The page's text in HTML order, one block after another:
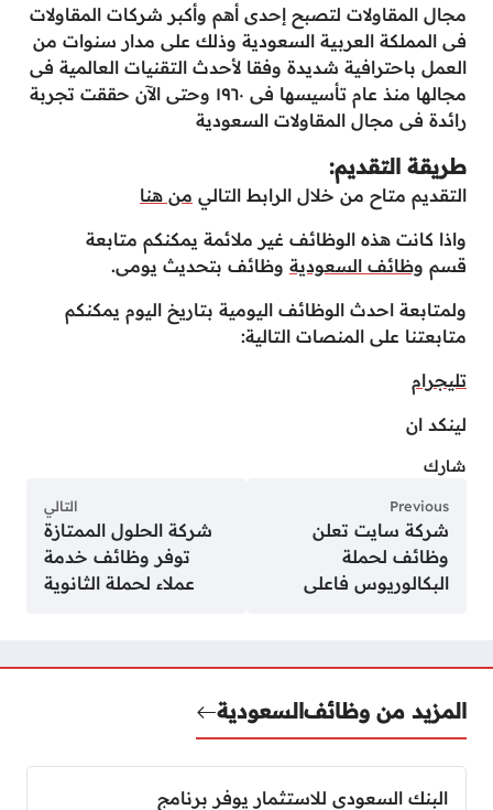
مجال المقاولات لتصبح إحدى أهم وأكبر شركات المقاولات
فى المملكة العربية السعودية وذلك على مدار سنوات من
العمل باحترافية شديدة وفقا لأحدث التقنيات العالمية فى
مجالها منذ عام تأسيسها فى ١٩٦٠ وحتى الآن حققت تجربة
رائدة فى مجال المقاولات السعودية
طريقة التقديم:
التقديم متاح من خلال الرابط التالي من هنا
واذا كانت هذه الوظائف غير ملائمة يمكنكم متابعة
قسم وظائف السعودية وظائف بتحديث يومى.
ولمتابعة احدث الوظائف اليومية بتاريخ اليوم يمكنكم
متابعتنا على المنصات التالية:
تليجرام
لينكد ان
شارك
Previous
شركة سايت تعلن
وظائف لحملة
البكالوريوس فاعلى
التالي
شركة الحلول الممتازة
توفر وظائف خدمة
عملاء لحملة الثانوية
المزيد من وظائفالسعودية
البنك السعودي للاستثمار يوفر برنامج